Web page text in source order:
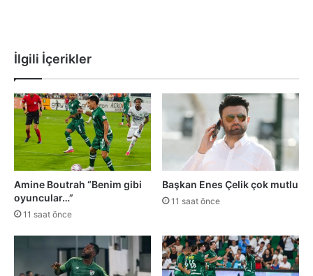
İlgili İçerikler
Amine Boutrah “Benim gibi
oyuncular…”
11 saat önce
Başkan Enes Çelik çok mutlu
11 saat önce